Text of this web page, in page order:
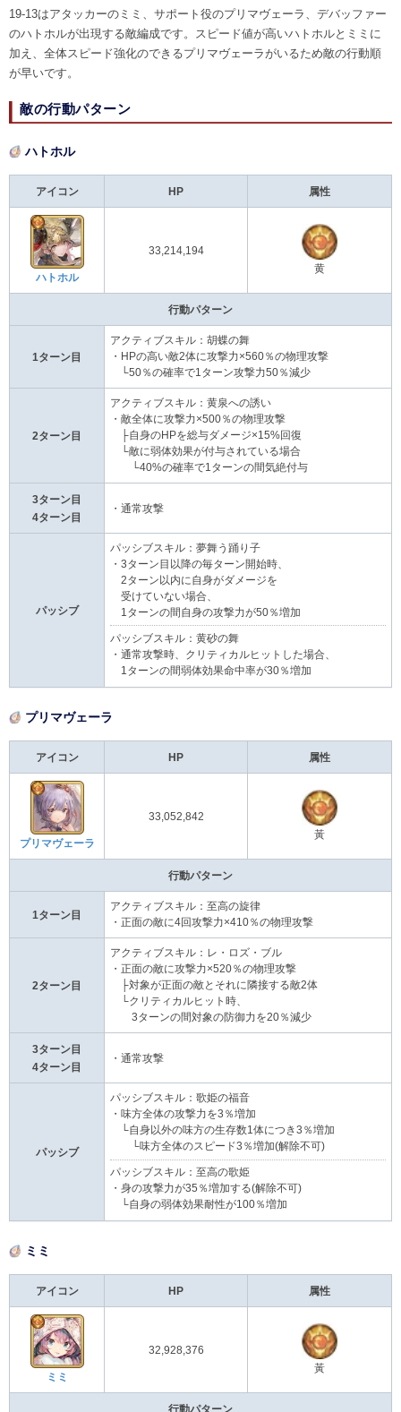
19-13はアタッカーのミミ、サポート役のプリマヴェーラ、デバッファー
のハトホルが出現する敵編成です。スピード値が高いハトホルとミミに
加え、全体スピード強化のできるプリマヴェーラがいるため敵の行動順
が早いです。
敵の行動パターン
ハトホル
アイコン HP 属性
ハトホル
33,214,194
黄
行動パターン
1ターン目
アクティブスキル：胡蝶の舞
・HPの高い敵2体に攻撃力×560％の物理攻撃
└50％の確率で1ターン攻撃力50％減少
2ターン目
アクティブスキル：黄泉への誘い
・敵全体に攻撃力×500％の物理攻撃
├自身のHPを総与ダメージ×15%回復
└敵に弱体効果が付与されている場合
└40%の確率で1ターンの間気絶付与
3ターン目
4ターン目
・通常攻撃
パッシブ
パッシブスキル：夢舞う踊り子
・3ターン目以降の毎ターン開始時、
2ターン以内に自身がダメージを
受けていない場合、
1ターンの間自身の攻撃力が50％増加
パッシブスキル：黄砂の舞
・通常攻撃時、クリティカルヒットした場合、
1ターンの間弱体効果命中率が30％増加
プリマヴェーラ
アイコン HP 属性
プリマヴェーラ
33,052,842
黃
行動パターン
1ターン目
アクティブスキル：至高の旋律
・正面の敵に4回攻撃力×410％の物理攻撃
2ターン目
アクティブスキル：レ・ロズ・ブル
・正面の敵に攻撃力×520％の物理攻撃
├対象が正面の敵とそれに隣接する敵2体
└クリティカルヒット時、
3ターンの間対象の防御力を20％減少
3ターン目
4ターン目
・通常攻撃
パッシブ
パッシブスキル：歌姫の福音
・味方全体の攻撃力を3％増加
└自身以外の味方の生存数1体につき3％増加
└味方全体のスピード3％増加(解除不可)
パッシブスキル：至高の歌姫
・身の攻撃力が35％増加する(解除不可)
└自身の弱体効果耐性が100％増加
ミミ
アイコン HP 属性
ミミ
32,928,376
黃
行動パターン